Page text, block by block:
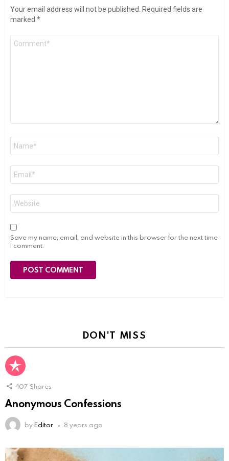
Your email address will not be published.
Required fields are
marked *
Comment
Name
Email
Website
Save my name, email, and website in this browser for the next time
I comment.
DON'T MISS
407 Shares
Anonymous Confessions
byEditor 8 years ago